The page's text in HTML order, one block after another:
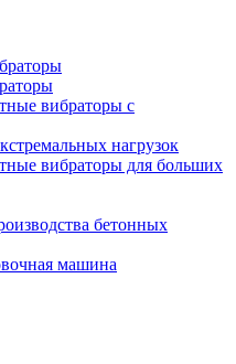
вибраторы с
нагрузок
вибраторы для больших
бетонных
машина